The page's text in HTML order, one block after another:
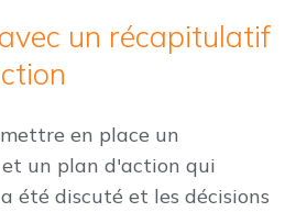
un récapitulatif
en place un
un plan d'action qui
été discuté et les décisions